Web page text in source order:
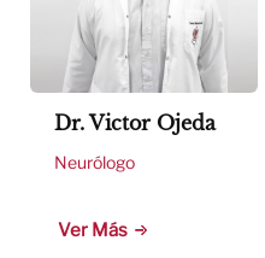
Dr. Victor Ojeda
Neurólogo
Ver Más